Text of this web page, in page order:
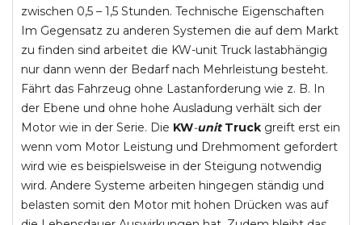
zwischen 0,5 – 1,5 Stunden. Technische Eigenschaften
Im Gegensatz zu anderen Systemen die auf dem Markt
zu finden sind arbeitet die KW-unit Truck lastabhängig
nur dann wenn der Bedarf nach Mehrleistung besteht.
Fährt das Fahrzeug ohne Lastanforderung wie z. B. In
der Ebene und ohne hohe Ausladung verhält sich der
Motor wie in der Serie. Die KW-unit Truck greift erst ein
wenn vom Motor Leistung und Drehmoment gefordert
wird wie es beispielsweise in der Steigung notwendig
wird. Andere Systeme arbeiten hingegen ständig und
belasten somit den Motor mit hohen Drücken was auf